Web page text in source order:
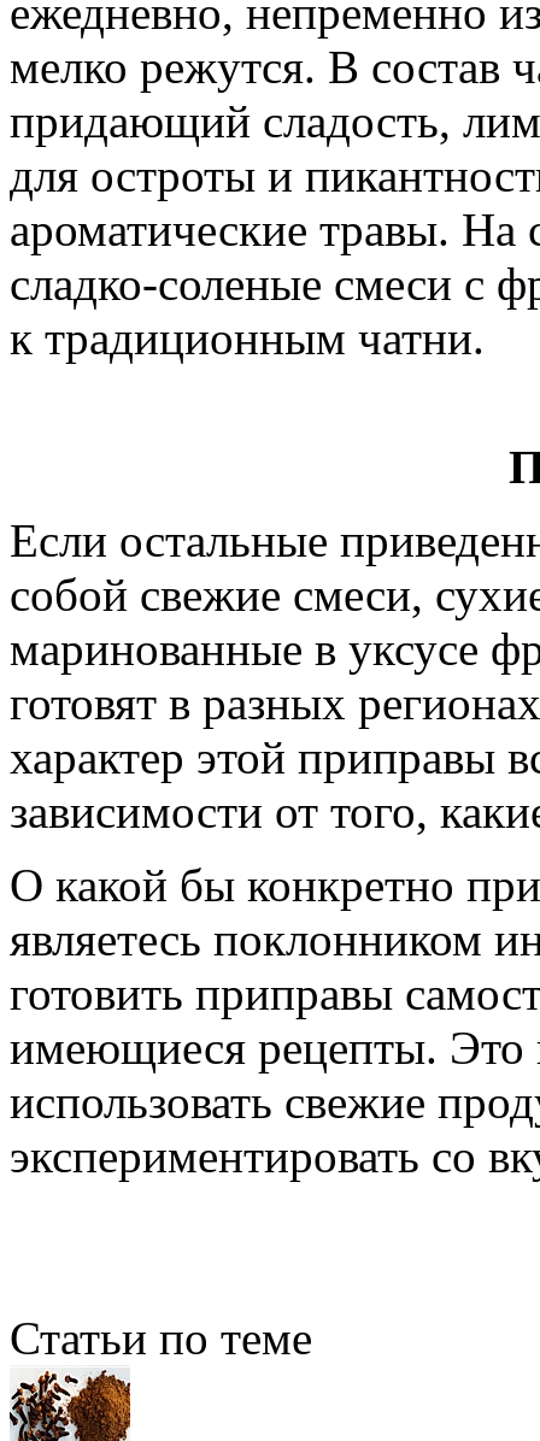
ежедневно, непременно
мелко режутся. В состав
придающий сладость,
для остроты и
ароматические травы. На
сладко-соленые смеси с
к традиционным чатни.
Если остальные
собой свежие смеси,
маринованные в уксусе
готовят в разных
характер этой приправы
зависимости от того,
О какой бы конкретно
являетесь поклонником
готовить приправы
имеющиеся рецепты. Это
использовать свежие
экспериментировать со
Статьи по теме